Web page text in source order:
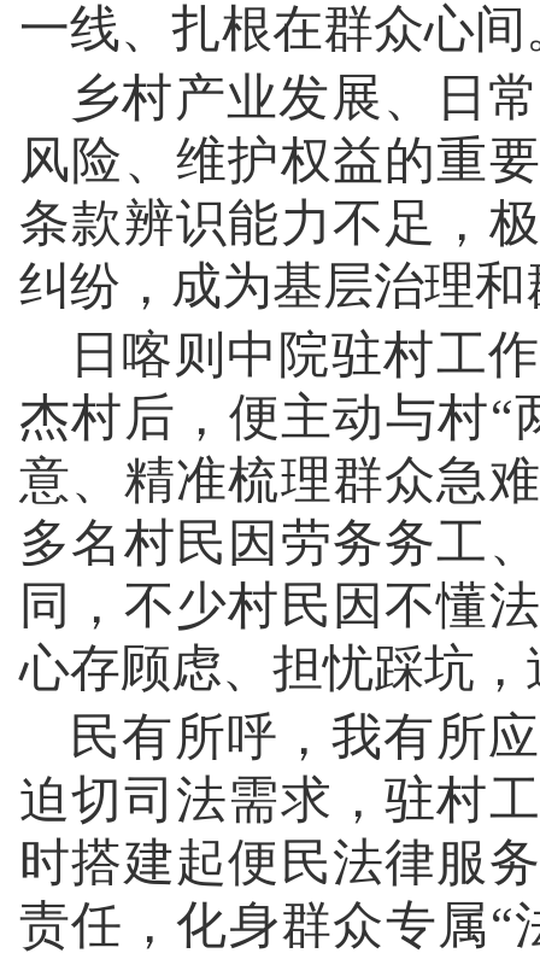
一线、扎根在群众心间
乡村产业发展、日
风险、维护权益的重
条款辨识能力不足，
纠纷，成为基层治理
日喀则中院驻村工
杰村后，便主动与村“
意、精准梳理群众急
多名村民因劳务务工
同，不少村民因不懂
心存顾虑、担忧踩坑
民有所呼，我有所
迫切司法需求，驻村
时搭建起便民法律服
责任，化身群众专属“